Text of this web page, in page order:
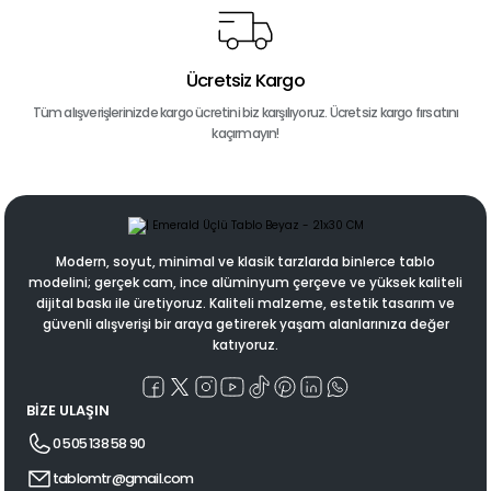
Ücretsiz Kargo
Tüm alışverişlerinizde kargo ücretini biz karşılıyoruz. Ücretsiz kargo fırsatını
kaçırmayın!
Modern, soyut, minimal ve klasik tarzlarda binlerce tablo
modelini; gerçek cam, ince alüminyum çerçeve ve yüksek kaliteli
dijital baskı ile üretiyoruz. Kaliteli malzeme, estetik tasarım ve
güvenli alışverişi bir araya getirerek yaşam alanlarınıza değer
katıyoruz.
BİZE ULAŞIN
0 505 138 58 90
tablomtr@gmail.com